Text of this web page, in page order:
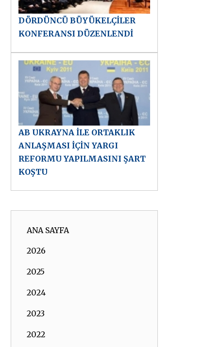
DÖRDÜNCÜ BÜYÜKELÇİLER
KONFERANSI DÜZENLENDİ
AB UKRAYNA İLE ORTAKLIK
ANLAŞMASI İÇİN YARGI
REFORMU YAPILMASINI ŞART
KOŞTU
ANA SAYFA
2026
2025
2024
2023
2022